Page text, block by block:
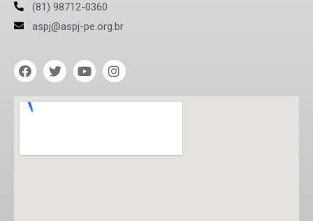
(81) 98712-0360
aspj@aspj-pe.org.br